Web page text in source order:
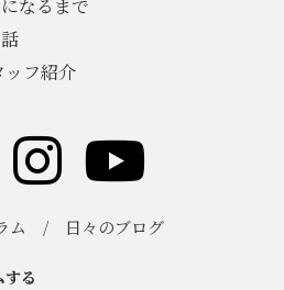
なるまで
ッフ紹介
ム / 日々のブログ
する